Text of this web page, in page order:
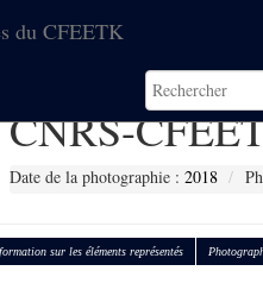
du CFEETK
CNRS-
Date de la photographie :2018
sur les éléments représentés